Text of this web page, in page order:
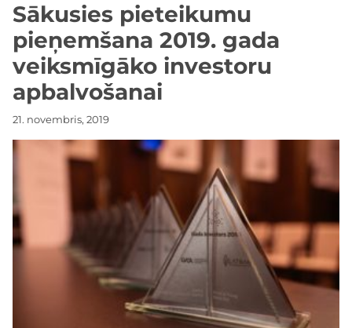
Sākusies pieteikumu
pieņemšana 2019. gada
veiksmīgāko investoru
apbalvošanai
21. novembris, 2019